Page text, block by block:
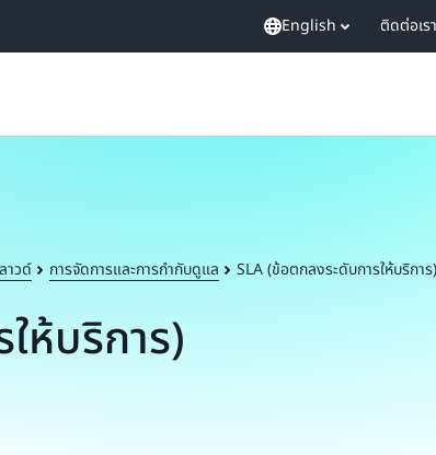
English ติดต่อเรา
าวด์ การจัดการและการกำกับดูแล SLA (ข้อตกลงระดับการให้บริการ
ห้บริการ)